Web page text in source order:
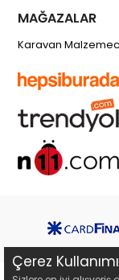
MAĞAZALAR
Karavan
Çerez Kullanımı